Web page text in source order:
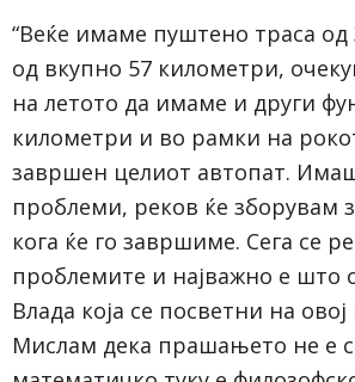
“Веќе имаме пуштено траса
од вкупно 57 километри,
на летото да имаме и други
километри и во рамки на
завршен целиот автопат.
проблеми, реков ќе зборувам
кога ќе го завршиме. Сега се
проблемите и најважно е што
Влада која се посветни на
Мислам дека прашањето не е